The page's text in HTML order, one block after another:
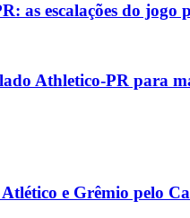
as escalações do jogo
Athletico-PR para
e Grêmio pelo